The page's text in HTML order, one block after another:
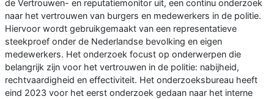
de Vertrouwen- en reputatiemonitor uit, een continu onderzoek
naar het vertrouwen van burgers en medewerkers in de politie.
Hiervoor wordt gebruikgemaakt van een representatieve
steekproef onder de Nederlandse bevolking en eigen
medewerkers. Het onderzoek focust op onderwerpen die
belangrijk zijn voor het vertrouwen in de politie: nabijheid,
rechtvaardigheid en effectiviteit. Het onderzoeksbureau heeft
eind 2023 voor het eerst onderzoek gedaan naar het interne